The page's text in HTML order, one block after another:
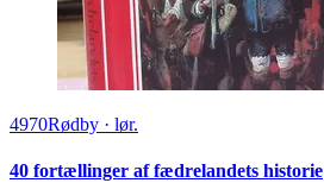
4970Rødby · lør.
40 fortællinger af fædrelandets historie